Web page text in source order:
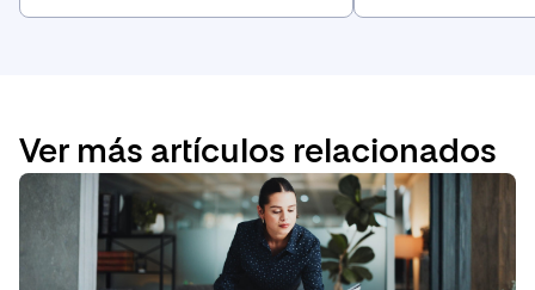
Ver más artículos relacionados